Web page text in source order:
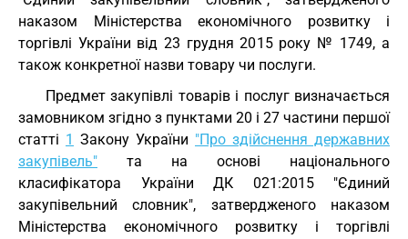
наказом Міністерства економічного розвитку і
торгівлі України від 23 грудня 2015 року № 1749, а
також конкретної назви товару чи послуги.
Предмет закупівлі товарів і послуг визначається
замовником згідно з пунктами 20 і 27 частини першої
статті 1 Закону України "Про здійснення державних
закупівель" та на основі національного
класифікатора України ДК 021:2015 "Єдиний
закупівельний словник", затвердженого наказом
Міністерства економічного розвитку і торгівлі